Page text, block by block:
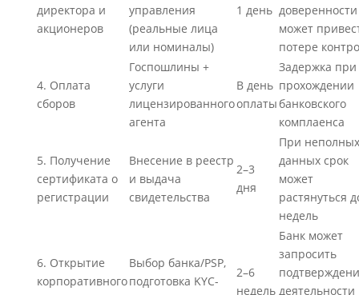
директора и
акционеров
управления
(реальные лица
или номиналы)
1 день доверенности
может
потере
4. Оплата
сборов
Госпошлины +
услуги
лицензированного
агента
В день
оплаты
Задержка при
прохождении
банковского
комплаенса
5. Получение
сертификата о
регистрации
Внесение в реестр
и выдача
свидетельства
2–3
дня
При неполных
данных срок
может
растянуться
недель
6. Открытие
корпоративного
Выбор банка/PSP,
подготовка KYC-
2–6
недель
Банк может
запросить
деятельности